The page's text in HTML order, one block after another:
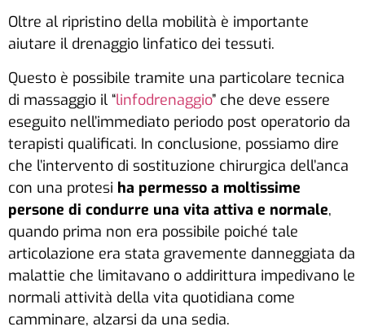
Oltre al ripristino della mobilità è importante
aiutare il drenaggio linfatico dei tessuti.
Questo è possibile tramite una particolare tecnica
di massaggio il “linfodrenaggio” che deve essere
eseguito nell’immediato periodo post operatorio da
terapisti qualificati. In conclusione, possiamo dire
che l’intervento di sostituzione chirurgica dell’anca
con una protesi ha permesso a moltissime
persone di condurre una vita attiva e normale,
quando prima non era possibile poiché tale
articolazione era stata gravemente danneggiata da
malattie che limitavano o addirittura impedivano le
normali attività della vita quotidiana come
camminare, alzarsi da una sedia.